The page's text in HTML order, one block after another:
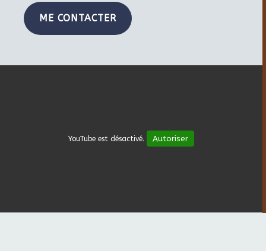
ME CONTACTER
YouTube est désactivé. Autoriser